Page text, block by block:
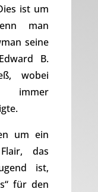
ist um
man
seine
B.
wobei
immer
um ein
das
ist,
für den